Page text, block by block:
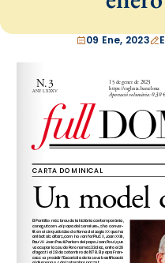
09 Ene, 2023